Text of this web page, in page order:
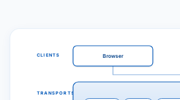
CLIENTS Browser
TRANSPORTS